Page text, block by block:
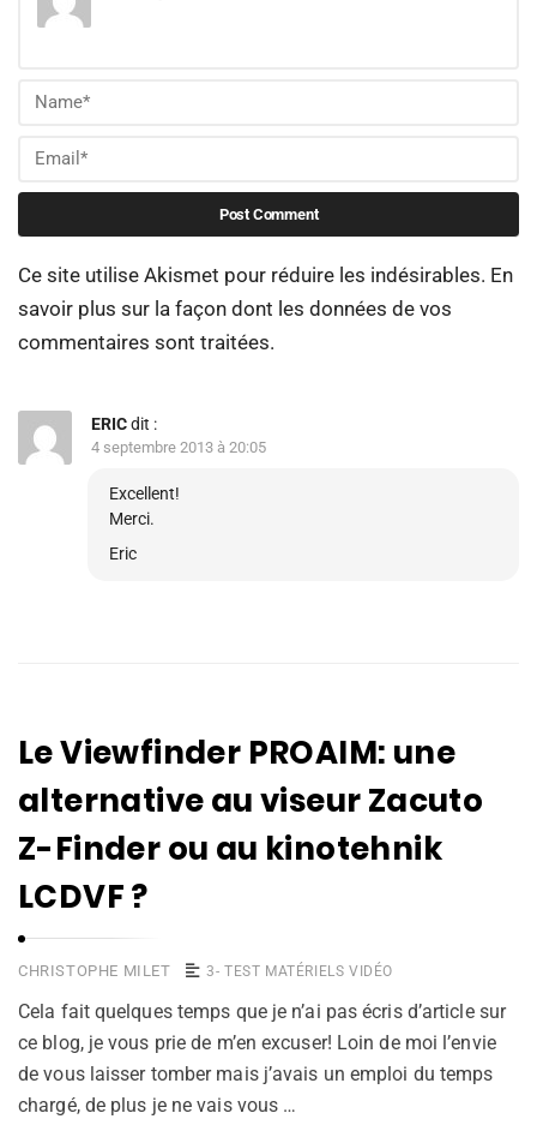
Ce site utilise Akismet pour réduire les indésirables. En
savoir plus sur la façon dont les données de vos
commentaires sont traitées.
ERICdit :
4 septembre 2013 à 20:05
Excellent!
Merci.
Eric
Le Viewfinder PROAIM: une
alternative au viseur Zacuto
Z-Finder ou au kinotehnik
LCDVF ?
CHRISTOPHE MILET 3- TEST MATÉRIELS VIDÉO
Cela fait quelques temps que je n’ai pas écris d’article sur
ce blog, je vous prie de m’en excuser! Loin de moi l’envie
de vous laisser tomber mais j’avais un emploi du temps
chargé, de plus je ne vais vous …